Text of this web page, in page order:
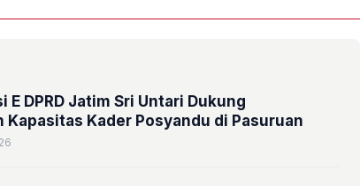
E DPRD Jatim Sri Untari Dukung
Kapasitas Kader Posyandu di Pasuruan